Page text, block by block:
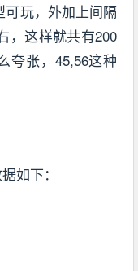
可玩，外加上间隔
，这样就共有200
夸张，45,56这种
如下：